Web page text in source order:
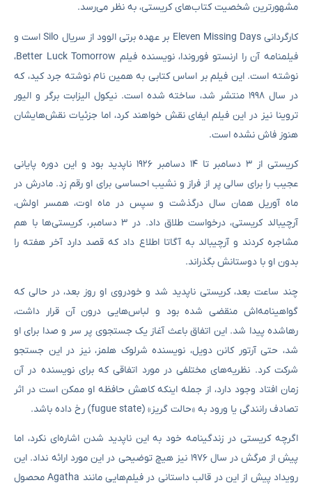
مشهورترین شخصیت کتاب‌های کریستی، به نظر می‌رسد.
کارگردانی Eleven Missing Days بر عهده برتی الوود از سریال Silo است و
فیلمنامه آن را ارنستو فوروندا، نویسنده فیلم Better Luck Tomorrow،
نوشته است. این فیلم بر اساس کتابی به همین نام نوشته جرد کید، که
در سال ۱۹۹۸ منتشر شد، ساخته شده است. نیکول الیزابت برگر و الیور
تروینا نیز در این فیلم ایفای نقش خواهند کرد، اما جزئیات نقش‌هایشان
هنوز فاش نشده است.
کریستی از ۳ دسامبر تا ۱۴ دسامبر ۱۹۲۶ ناپدید بود و این دوره پایانی
عجیب را برای سالی پر از فراز و نشیب احساسی برای او رقم زد. مادرش در
ماه آوریل همان سال درگذشت و سپس در ماه اوت، همسر اولش،
آرچیبالد کریستی، درخواست طلاق داد. در ۳ دسامبر، کریستی‌ها با هم
مشاجره کردند و آرچیبالد به آگاتا اطلاع داد که قصد دارد آخر هفته را
بدون او با دوستانش بگذراند.
چند ساعت بعد، کریستی ناپدید شد و خودروی او روز بعد، در حالی که
گواهینامه‌اش منقضی شده بود و لباس‌هایی درون آن قرار داشت،
رهاشده پیدا شد. این اتفاق باعث آغاز یک جستجوی پر سر و صدا برای او
شد، حتی آرتور کانن دویل، نویسنده شرلوک هلمز، نیز در این جستجو
شرکت کرد. نظریه‌های مختلفی در مورد اتفاقی که برای نویسنده در آن
زمان افتاد وجود دارد، از جمله اینکه کاهش حافظه او ممکن است در اثر
تصادف رانندگی یا ورود به «حالت گریز» (fugue state) رخ داده باشد.
اگرچه کریستی در زندگینامه خود به این ناپدید شدن اشاره‌ای نکرد، اما
پیش از مرگش در سال ۱۹۷۶ نیز هیچ توضیحی در این مورد ارائه نداد. این
رویداد پیش از این در قالب داستانی در فیلم‌هایی مانند Agatha محصول